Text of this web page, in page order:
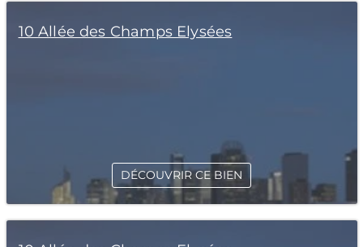
10 Allée des Champs Elysées
DÉCOUVRIR CE BIEN